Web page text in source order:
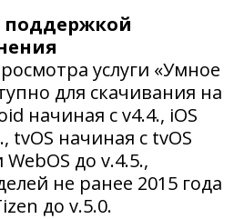
поддержкой
услуги «Умное
для скачивания на
начиная с v4.4., iOS
tvOS начиная с tvOS
до v.4.5.,
не ранее 2015 года
до v.5.0.